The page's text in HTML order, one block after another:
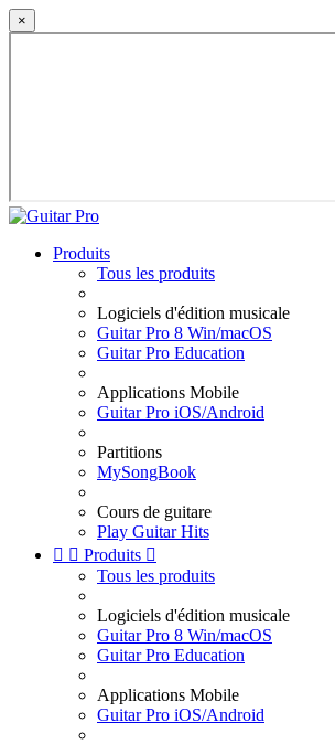
×
Produits
Tous les produits
Logiciels d'édition musicale
Guitar Pro 8 Win/macOS
Guitar Pro Education
Applications Mobile
Guitar Pro iOS/Android
Partitions
MySongBook
Cours de guitare
Play Guitar Hits
  Produits 
Tous les produits
Logiciels d'édition musicale
Guitar Pro 8 Win/macOS
Guitar Pro Education
Applications Mobile
Guitar Pro iOS/Android